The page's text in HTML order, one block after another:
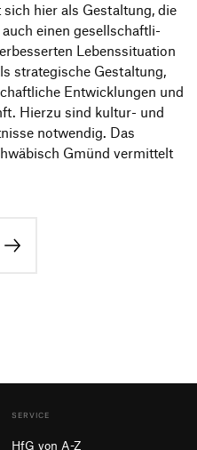
hier als Gestal­tung, die
einen gesell­schaft­li­
Lebens­si­tua­tion
stra­te­gi­sche Gestal­tung,
Entwick­lungen und
Hierzu sind kultur- und
notwendig. Das
Gmünd vermit­telt
SERVICE
HfG von A-Z